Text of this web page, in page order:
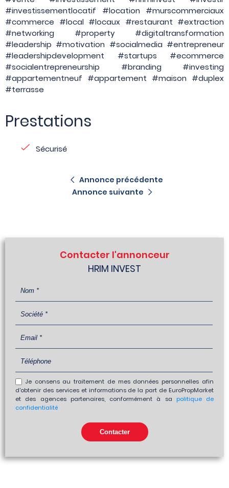
#investissementlocatif #location #murscommerciaux
#commerce #local #locaux #restaurant #extraction
#networking #property #digitaltransformation
#leadership #motivation #socialmedia #entrepreneur
#leadershipdevelopment #startups #ecommerce
#socialentrepreneurship #branding #investing
#appartementneuf #appartement #maison #duplex
#terrasse
Prestations
Sécurisé
Annonce précédente
Annonce suivante
Contacter l'annonceur
HRIM INVEST
Je consens au traitement de mes données personnelles afin
d'obtenir des services et informations de la part de EuroPropMarket
et des agences partenaires, conformément à sa politique de
confidentialité